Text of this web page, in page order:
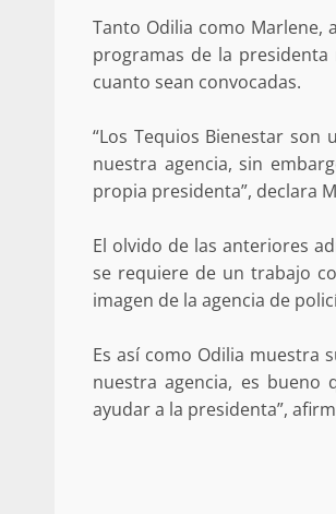
Tanto Odilia como Marlene,
programas de la
cuanto sean convocadas.
“Los Tequios Bienestar
nuestra agencia, sin
propia presidenta”, declara
El olvido de las anteriores
se requiere de un trabajo
imagen de la agencia de
Es así como Odilia muestra
nuestra agencia, es
ayudar a la presidenta”,
SE
admin